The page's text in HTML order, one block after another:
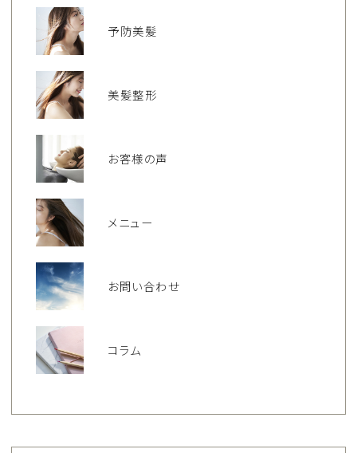
予防美髪
美髪整形
お客様の声
メニュー
お問い合わせ
コラム